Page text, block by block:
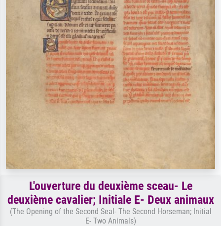
L'ouverture du deuxième sceau- Le
deuxième cavalier; Initiale E- Deux animaux
(The Opening of the Second Seal- The Second Horseman; Initial
E- Two Animals)